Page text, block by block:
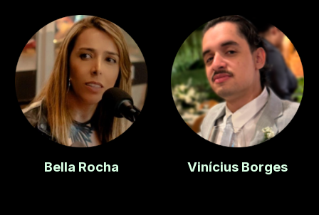
Bella Rocha Vinícius Borges